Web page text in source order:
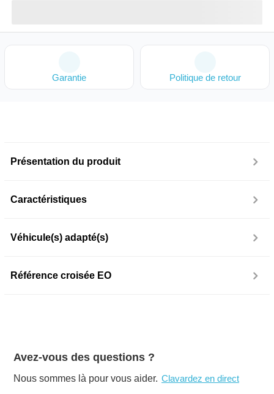
Garantie Politique de retour
Présentation du produit
Caractéristiques
Véhicule(s) adapté(s)
Référence croisée EO
Avez-vous des questions ?
Nous sommes là pour vous aider. Clavardez en direct